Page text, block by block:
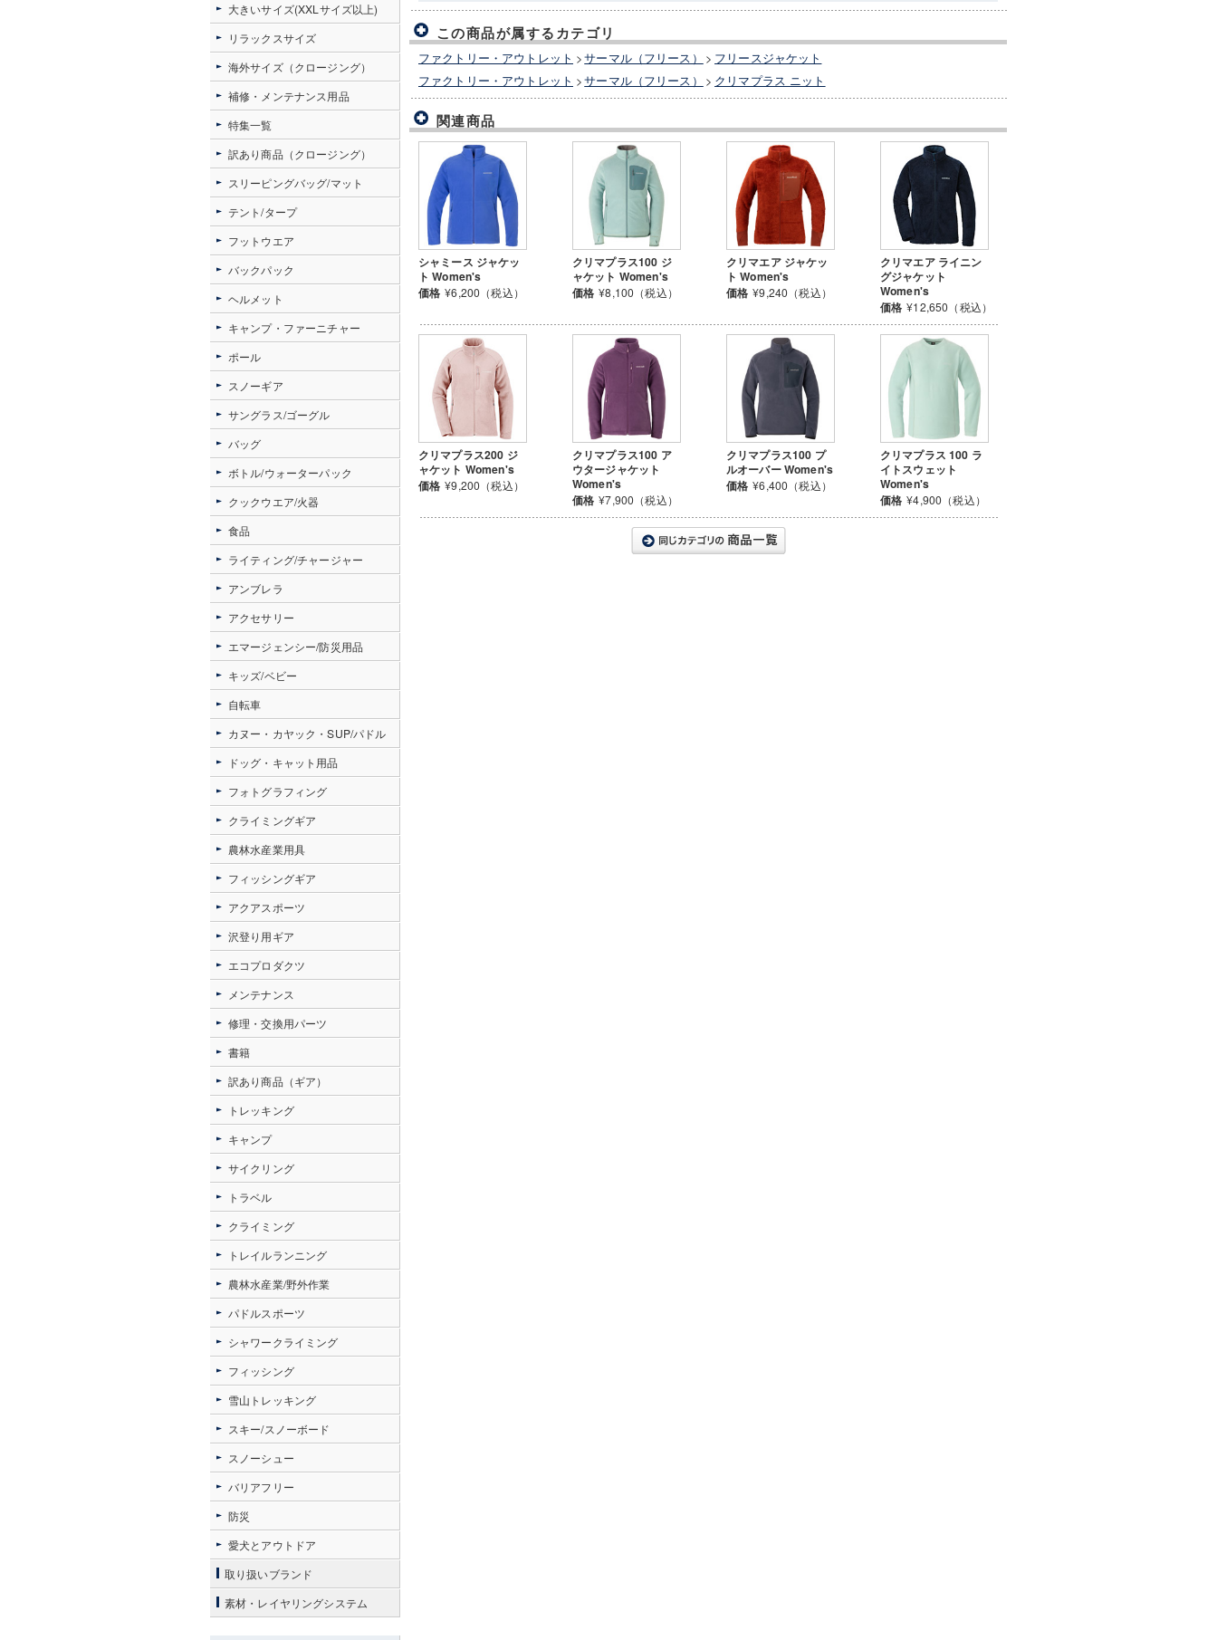
この商品が属するカテゴリ
ファクトリー・アウトレット >サーマル（フリース） > フリースジャケット
ファクトリー・アウトレット >サーマル（フリース） > クリマプラス ニット
関連商品
シャミース ジャケッ
ト Women's
価格 ¥6,200（税込）
クリマプラス100 ジ
ャケット Women's
価格 ¥8,100（税込）
クリマエア ジャケッ
ト Women's
価格 ¥9,240（税込）
クリマエア ライニン
グジャケット
Women's
価格 ¥12,650（税込）
クリマプラス200 ジ
ャケット Women's
価格 ¥9,200（税込）
クリマプラス100 ア
ウタージャケット
Women's
価格 ¥7,900（税込）
クリマプラス100 プ
ルオーバー Women's
価格 ¥6,400（税込）
クリマプラス 100 ラ
イトスウェット
Women's
価格 ¥4,900（税込）
大きいサイズ(XXLサイズ以上)
リラックスサイズ
海外サイズ（クロージング）
補修・メンテナンス用品
特集一覧
訳あり商品（クロージング）
スリーピングバッグ/マット
テント/タープ
フットウエア
バックパック
ヘルメット
キャンプ・ファーニチャー
ポール
スノーギア
サングラス/ゴーグル
バッグ
ボトル/ウォーターパック
クックウエア/火器
食品
ライティング/チャージャー
アンブレラ
アクセサリー
エマージェンシー/防災用品
キッズ/ベビー
自転車
カヌー・カヤック・SUP/パドル
ドッグ・キャット用品
フォトグラフィング
クライミングギア
農林水産業用具
フィッシングギア
アクアスポーツ
沢登り用ギア
エコプロダクツ
メンテナンス
修理・交換用パーツ
書籍
訳あり商品（ギア）
トレッキング
キャンプ
サイクリング
トラベル
クライミング
トレイルランニング
農林水産業/野外作業
パドルスポーツ
シャワークライミング
フィッシング
雪山トレッキング
スキー/スノーボード
スノーシュー
バリアフリー
防災
愛犬とアウトドア
取り扱いブランド
素材・レイヤリングシステム